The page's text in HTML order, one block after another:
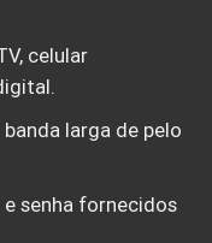
celular
banda larga de pelo
e senha fornecidos